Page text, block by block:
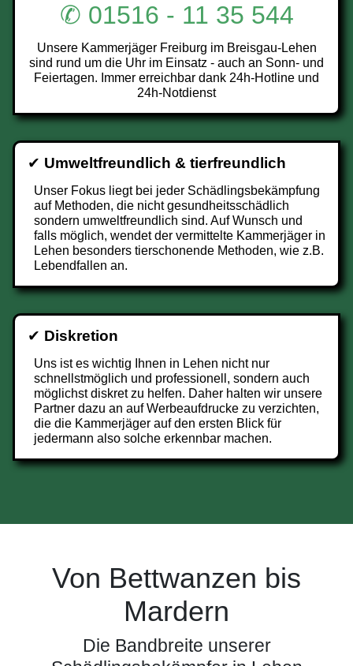
✆ 01516 - 11 35 544
Unsere Kammerjäger Freiburg im Breisgau-Lehen
sind rund um die Uhr im Einsatz - auch an Sonn- und
Feiertagen. Immer erreichbar dank 24h-Hotline und
24h-Notdienst
✔ Umweltfreundlich & tierfreundlich
Unser Fokus liegt bei jeder Schädlingsbekämpfung
auf Methoden, die nicht gesundheitsschädlich
sondern umweltfreundlich sind. Auf Wunsch und
falls möglich, wendet der vermittelte Kammerjäger in
Lehen besonders tierschonende Methoden, wie z.B.
Lebendfallen an.
✔ Diskretion
Uns ist es wichtig Ihnen in Lehen nicht nur
schnellstmöglich und professionell, sondern auch
möglichst diskret zu helfen. Daher halten wir unsere
Partner dazu an auf Werbeaufdrucke zu verzichten,
die die Kammerjäger auf den ersten Blick für
jedermann also solche erkennbar machen.
Von Bettwanzen bis
Mardern
Die Bandbreite unserer